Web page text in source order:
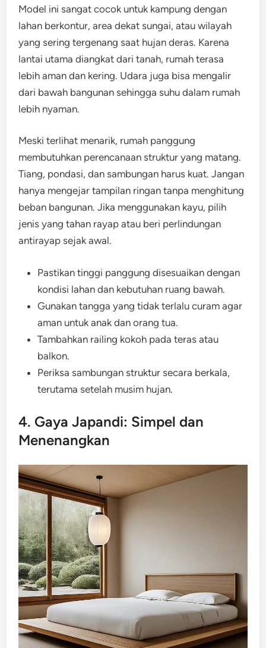
Model ini sangat cocok untuk kampung dengan
lahan berkontur, area dekat sungai, atau wilayah
yang sering tergenang saat hujan deras. Karena
lantai utama diangkat dari tanah, rumah terasa
lebih aman dan kering. Udara juga bisa mengalir
dari bawah bangunan sehingga suhu dalam rumah
lebih nyaman.
Meski terlihat menarik, rumah panggung
membutuhkan perencanaan struktur yang matang.
Tiang, pondasi, dan sambungan harus kuat. Jangan
hanya mengejar tampilan ringan tanpa menghitung
beban bangunan. Jika menggunakan kayu, pilih
jenis yang tahan rayap atau beri perlindungan
antirayap sejak awal.
Pastikan tinggi panggung disesuaikan dengan
kondisi lahan dan kebutuhan ruang bawah.
Gunakan tangga yang tidak terlalu curam agar
aman untuk anak dan orang tua.
Tambahkan railing kokoh pada teras atau
balkon.
Periksa sambungan struktur secara berkala,
terutama setelah musim hujan.
4. Gaya Japandi: Simpel dan
Menenangkan